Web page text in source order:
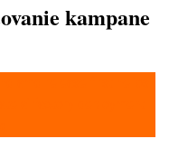
kampane